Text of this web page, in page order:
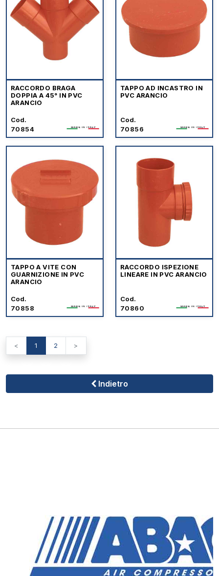
Indietro
RACCORDO BRAGA
DOPPIA A 45° IN PVC
ARANCIO
Cod.
70854
TAPPO AD INCASTRO IN
PVC ARANCIO
Cod.
70856
TAPPO A VITE CON
GUARNIZIONE IN PVC
ARANCIO
Cod.
70858
RACCORDO ISPEZIONE
LINEARE IN PVC ARANCIO
Cod.
70860
< 1 2 >